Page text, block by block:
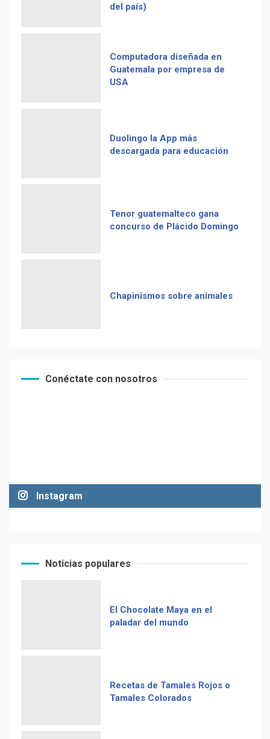
del país)
Computadora diseñada en
Guatemala por empresa de
USA
Duolingo la App más
descargada para educación
Tenor guatemalteco gana
concurso de Plácido Domingo
Chapinismos sobre animales
Conéctate con nosotros
Instagram
Noticias populares
El Chocolate Maya en el
paladar del mundo
Recetas de Tamales Rojos o
Tamales Colorados